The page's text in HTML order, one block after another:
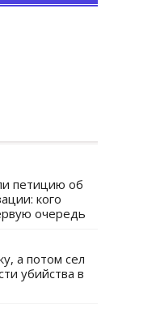
петицию об
кого
очередь
а потом сел
убийства в